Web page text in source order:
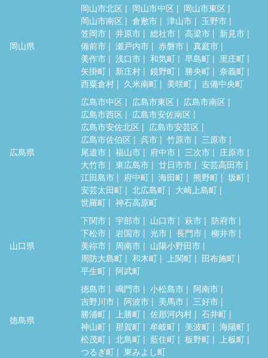
岡山県
岡山市北区 岡山市中区
岡山市東区
岡山市南区
倉敷市 津山市
玉野市
笠岡市
井原市 総社市 高梁市
新見市
備前市
瀬戸内市 赤磐市
真庭市
美作市
浅口市 和気町 早島町
里庄町
矢掛町
新庄村 鏡野町 勝央町
奈義町
西粟倉村
久米南町 美咲町 吉備中央町
広島県
広島市中区 広島市東区
広島市南区
広島市西区
広島市安佐南区
広島市安佐北区
広島市安芸区
広島市佐伯区
呉市 竹原市
三原市
尾道市
福山市 府中市 三次市
庄原市
大竹市
東広島市 廿日市市
安芸高田市
江田島市
府中町 海田町 熊野町
坂町
安芸太田町
北広島町
大崎上島町
世羅町
神石高原町
山口県
下関市 宇部市 山口市 萩市
防府市
下松市
岩国市 光市 長門市
柳井市
美祢市
周南市
山陽小野田市
周防大島町
和木町 上関町
田布施町
平生町
阿武町
徳島県
徳島市 鳴門市 小松島市
阿南市
吉野川市
阿波市 美馬市
三好市
勝浦町
上勝町 佐那河内村
石井町
神山町
那賀町 牟岐町 美波町
海陽町
松茂町
北島町 藍住町 板野町
上板町
つるぎ町
東みよし町